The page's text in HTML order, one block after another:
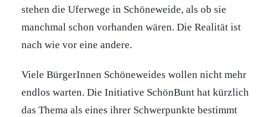
stehen die Uferwege in Schöneweide, als ob sie
manchmal schon vorhanden wären. Die Realität ist
nach wie vor eine andere.
Viele BürgerInnen Schöneweides wollen nicht mehr
endlos warten. Die Initiative SchönBunt hat kürzlich
das Thema als eines ihrer Schwerpunkte bestimmt